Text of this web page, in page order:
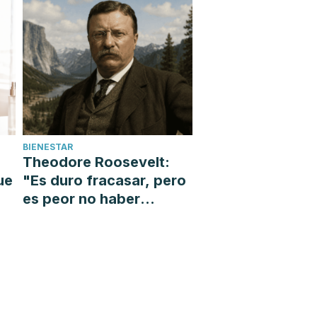
BIENESTAR
Theodore Roosevelt:
"Es duro fracasar, pero
es peor no haber